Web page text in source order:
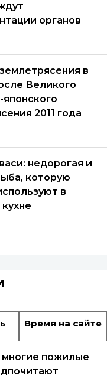
органов
в
Великого
2011 года
недорогая и
которую
в
Время на сайте
многие пожилые